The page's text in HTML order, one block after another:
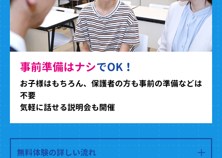
事前準備はナシでOK！
お子様はもちろん、保護者の方も事前の準備などは
不要
気軽に話せる説明会も開催
無料体験の詳しい流れ